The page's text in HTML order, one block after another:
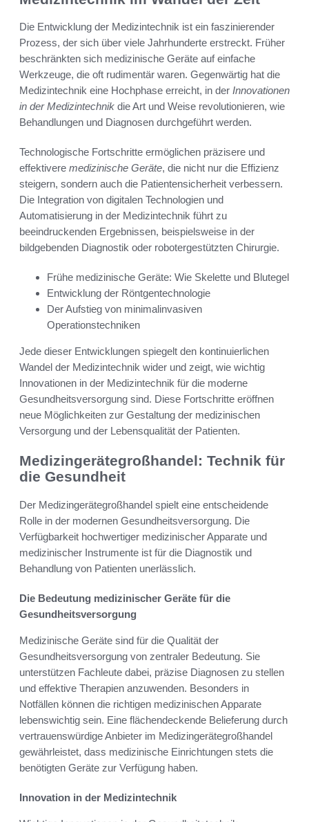
Die Entwicklung der Medizintechnik ist ein faszinierender
Prozess, der sich über viele Jahrhunderte erstreckt. Früher
beschränkten sich medizinische Geräte auf einfache
Werkzeuge, die oft rudimentär waren. Gegenwärtig hat die
Medizintechnik eine Hochphase erreicht, in der Innovationen
in der Medizintechnik die Art und Weise revolutionieren, wie
Behandlungen und Diagnosen durchgeführt werden.
Technologische Fortschritte ermöglichen präzisere und
effektivere medizinische Geräte, die nicht nur die Effizienz
steigern, sondern auch die Patientensicherheit verbessern.
Die Integration von digitalen Technologien und
Automatisierung in der Medizintechnik führt zu
beeindruckenden Ergebnissen, beispielsweise in der
bildgebenden Diagnostik oder robotergestützten Chirurgie.
Frühe medizinische Geräte: Wie Skelette und Blutegel
Entwicklung der Röntgentechnologie
Der Aufstieg von minimalinvasiven
Operationstechniken
Jede dieser Entwicklungen spiegelt den kontinuierlichen
Wandel der Medizintechnik wider und zeigt, wie wichtig
Innovationen in der Medizintechnik für die moderne
Gesundheitsversorgung sind. Diese Fortschritte eröffnen
neue Möglichkeiten zur Gestaltung der medizinischen
Versorgung und der Lebensqualität der Patienten.
Medizingerätegroßhandel: Technik für
die Gesundheit
Der Medizingerätegroßhandel spielt eine entscheidende
Rolle in der modernen Gesundheitsversorgung. Die
Verfügbarkeit hochwertiger medizinischer Apparate und
medizinischer Instrumente ist für die Diagnostik und
Behandlung von Patienten unerlässlich.
Die Bedeutung medizinischer Geräte für die
Gesundheitsversorgung
Medizinische Geräte sind für die Qualität der
Gesundheitsversorgung von zentraler Bedeutung. Sie
unterstützen Fachleute dabei, präzise Diagnosen zu stellen
und effektive Therapien anzuwenden. Besonders in
Notfällen können die richtigen medizinischen Apparate
lebenswichtig sein. Eine flächendeckende Belieferung durch
vertrauenswürdige Anbieter im Medizingerätegroßhandel
gewährleistet, dass medizinische Einrichtungen stets die
benötigten Geräte zur Verfügung haben.
Innovation in der Medizintechnik